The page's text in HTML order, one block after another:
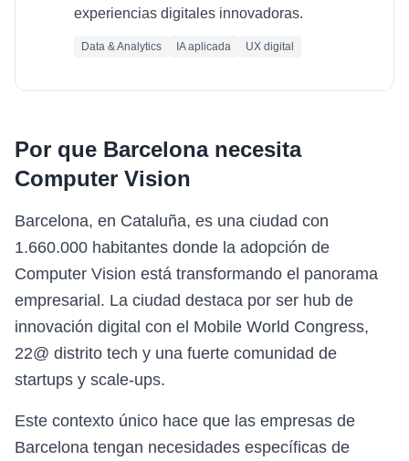
experiencias digitales innovadoras.
Data & Analytics IA aplicada UX digital
Por que Barcelonanecesita
Computer Vision
Barcelona, en Cataluña, es una ciudad con
1.660.000 habitantes donde la adopción de
Computer Vision está transformando el panorama
empresarial. La ciudad destaca por ser hub de
innovación digital con el Mobile World Congress,
22@ distrito tech y una fuerte comunidad de
startups y scale-ups.
Este contexto único hace que las empresas de
Barcelona tengan necesidades específicas de